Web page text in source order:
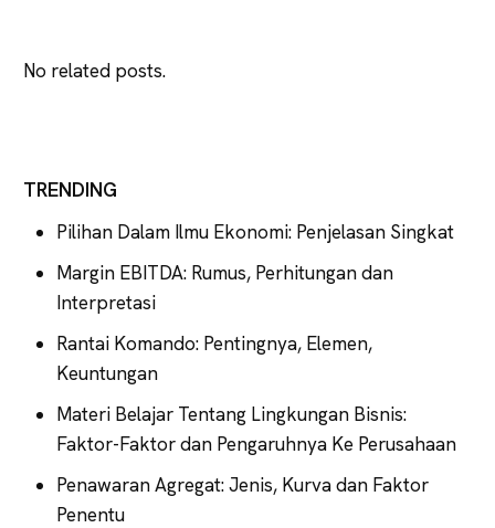
No related posts.
TRENDING
Pilihan Dalam Ilmu Ekonomi: Penjelasan Singkat
Margin EBITDA: Rumus, Perhitungan dan
Interpretasi
Rantai Komando: Pentingnya, Elemen,
Keuntungan
Materi Belajar Tentang Lingkungan Bisnis:
Faktor-Faktor dan Pengaruhnya Ke Perusahaan
Penawaran Agregat: Jenis, Kurva dan Faktor
Penentu